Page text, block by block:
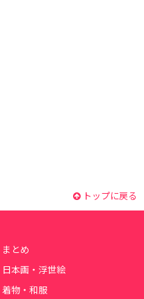
トップに戻る
まとめ
日本画・浮世絵
着物・和服